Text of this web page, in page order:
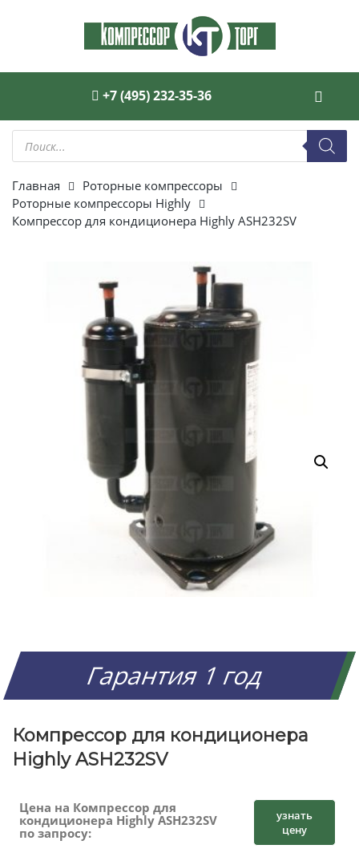
+7 (495) 232-35-36
Поиск
товаров
Главная
Роторные компрессоры
Роторные компрессоры Highly
Компрессор для кондиционера Highly ASH232SV
Гарантия 1 год
Компрессор для кондиционера
Highly ASH232SV
Цена на Компрессор для
кондиционера Highly ASH232SV
по запросу:
узнать
цену